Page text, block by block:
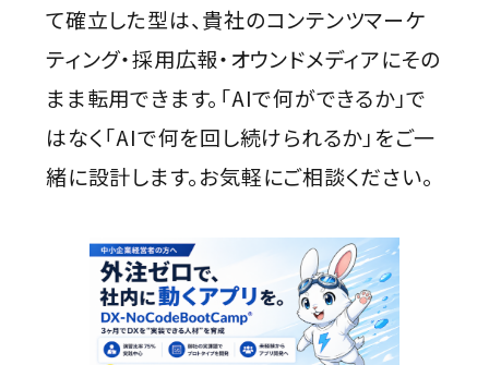
て確立した型は、貴社のコンテンツマーケ
ティング・採用広報・オウンドメディアにその
まま転用できます。「AIで何ができるか」で
はなく「AIで何を回し続けられるか」をご一
緒に設計します。お気軽にご相談ください。